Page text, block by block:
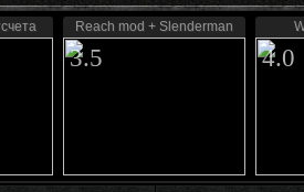
Reach mod + Slenderman
3.5 4.0